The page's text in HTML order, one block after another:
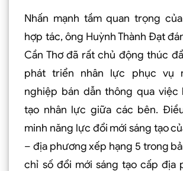
Nhấn mạnh tầm quan trọng
hợp tác, ông Huỳnh Thành Ðạt
Cần Thơ đã rất chủ động thúc
phát triển nhân lực phục vụ
nghiệp bán dẫn thông qua việc
tạo nhân lực giữa các bên.
minh năng lực đổi mới sáng tạo
– địa phương xếp hạng 5 trong
chỉ số đổi mới sáng tạo cấp địa